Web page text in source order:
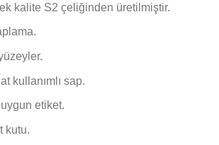
kalite S2 çeliğinden üretilmiştir.
kullanımlı sap.
etiket.
kutu.